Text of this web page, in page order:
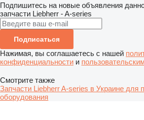
Подпишитесь на новые объявления
запчасти Liebherr - A-series
Подписаться
Нажимая, вы соглашаетесь с нашей
конфиденциальности и
Смотрите также
Запчасти Liebherr A-series в Украине для
оборудования